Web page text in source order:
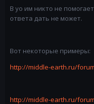
В уо им никто не
ответа дать не может.
Вот некоторые примеры:
http://middle-earth.ru/
http://middle-earth.ru/